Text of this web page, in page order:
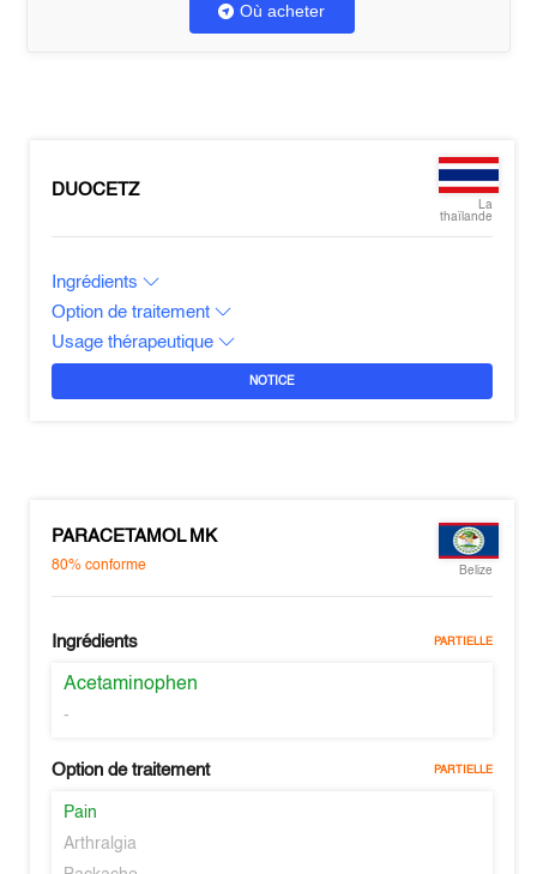
Où acheter
DUOCETZ
La
thaïlande
Ingrédients
Option de traitement
Usage thérapeutique
NOTICE
PARACETAMOL MK
80%conforme Belize
Ingrédients PARTIELLE
Acetaminophen
-
Option de traitement PARTIELLE
Pain
Arthralgia